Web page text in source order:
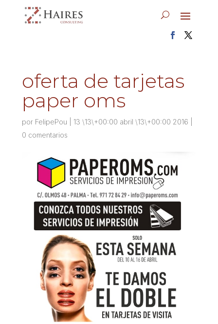
oferta de tarjetas
paper oms
por FelipePou 13 \13\+00:00 abril \13\+00:00 2016
0 comentarios